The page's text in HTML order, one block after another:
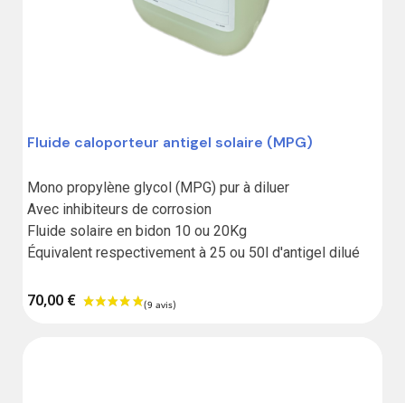
Fluide caloporteur antigel solaire (MPG)
Mono propylène glycol (MPG) pur à diluer
Avec inhibiteurs de corrosion
Fluide solaire en bidon 10 ou 20Kg
Équivalent respectivement à 25 ou 50l d'antigel dilué
70,00 €